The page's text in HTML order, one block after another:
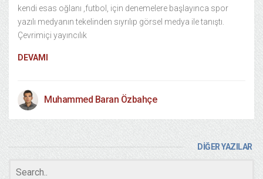
kendi esas oğlanı ,futbol, için denemelere başlayınca spor
yazılı medyanın tekelinden sıyrılıp görsel medya ile tanıştı.
Çevrimiçi yayıncılık
DEVAMI
Muhammed Baran Özbahçe
DİĞER YAZILAR